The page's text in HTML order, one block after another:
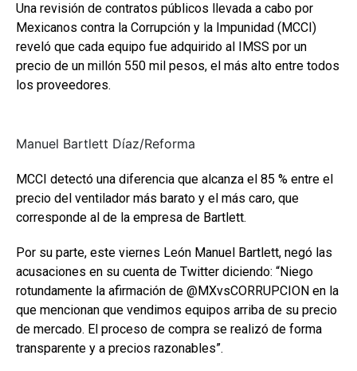
Una revisión de contratos públicos llevada a cabo por
Mexicanos contra la Corrupción y la Impunidad (MCCI)
reveló que cada equipo fue adquirido al IMSS por un
precio de un millón 550 mil pesos, el más alto entre todos
los proveedores.
Manuel Bartlett Díaz/Reforma
MCCI detectó una diferencia que alcanza el 85 % entre el
precio del ventilador más barato y el más caro, que
corresponde al de la empresa de Bartlett.
Por su parte, este viernes León Manuel Bartlett, negó las
acusaciones en su cuenta de Twitter diciendo: “Niego
rotundamente la afirmación de @MXvsCORRUPCION en la
que mencionan que vendimos equipos arriba de su precio
de mercado. El proceso de compra se realizó de forma
transparente y a precios razonables”.